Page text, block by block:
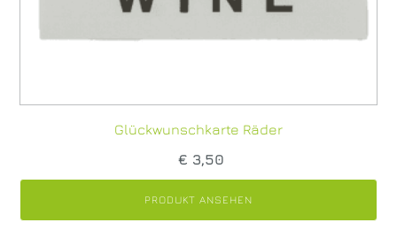
Glückwunschkarte Räder
€ 3,50
PRODUKT ANSEHEN